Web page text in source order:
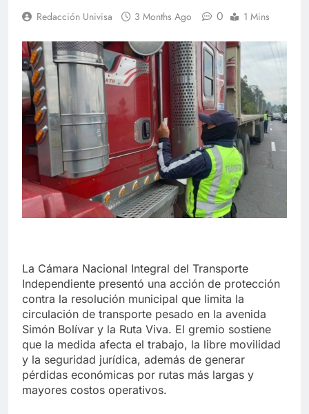
Redacción Univisa 3 Months Ago 0 1 Mins
La Cámara Nacional Integral del Transporte
Independiente presentó una acción de protección
contra la resolución municipal que limita la
circulación de transporte pesado en la avenida
Simón Bolívar y la Ruta Viva. El gremio sostiene
que la medida afecta el trabajo, la libre movilidad
y la seguridad jurídica, además de generar
pérdidas económicas por rutas más largas y
mayores costos operativos.